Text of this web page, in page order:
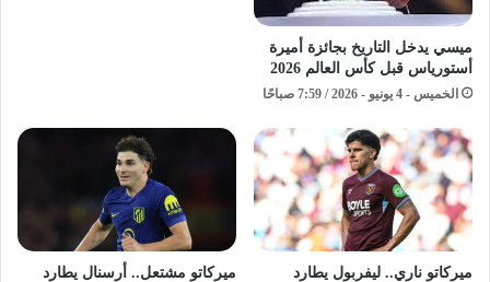
ميسي يدخل التاريخ بجائزة أميرة
أستورياس قبل كأس العالم 2026
الخميس - 4 يونيو - 2026 / 7:59 صباحًا
ميركاتو ناري.. ليفربول يطارد
ميركاتو مشتعل.. أرسنال يطارد